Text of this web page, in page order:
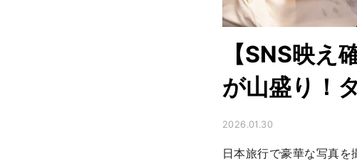
【SNS映え
が山盛り！
2026.01.30
日本旅行で豪華な写真